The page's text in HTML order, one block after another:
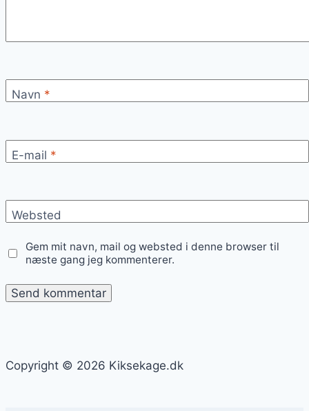
Navn *
E-mail *
Websted
Gem mit navn, mail og websted i denne browser til
næste gang jeg kommenterer.
Copyright © 2026 Kiksekage.dk